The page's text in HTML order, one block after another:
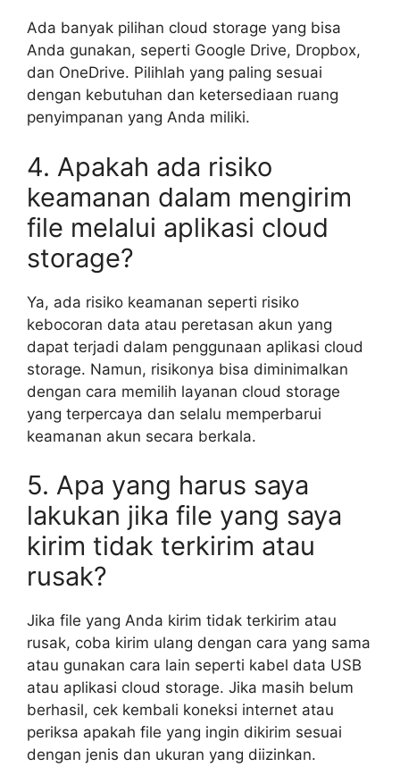
Ada banyak pilihan cloud storage yang bisa
Anda gunakan, seperti Google Drive, Dropbox,
dan OneDrive. Pilihlah yang paling sesuai
dengan kebutuhan dan ketersediaan ruang
penyimpanan yang Anda miliki.
4. Apakah ada risiko
keamanan dalam mengirim
file melalui aplikasi cloud
storage?
Ya, ada risiko keamanan seperti risiko
kebocoran data atau peretasan akun yang
dapat terjadi dalam penggunaan aplikasi cloud
storage. Namun, risikonya bisa diminimalkan
dengan cara memilih layanan cloud storage
yang terpercaya dan selalu memperbarui
keamanan akun secara berkala.
5. Apa yang harus saya
lakukan jika file yang saya
kirim tidak terkirim atau
rusak?
Jika file yang Anda kirim tidak terkirim atau
rusak, coba kirim ulang dengan cara yang sama
atau gunakan cara lain seperti kabel data USB
atau aplikasi cloud storage. Jika masih belum
berhasil, cek kembali koneksi internet atau
periksa apakah file yang ingin dikirim sesuai
dengan jenis dan ukuran yang diizinkan.